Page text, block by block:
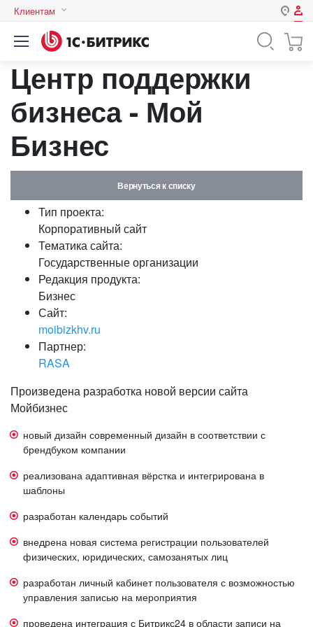
Клиентам
Казахстан
Авторизация
Логин
Запомнить меня на этом
Забыли свой пароль?
Центр поддержки
бизнеса - Мой
Бизнес
Вернуться к списку
Тип проекта:
Корпоративный сайт
Тематика сайта:
Государственные организации
Редакция продукта:
Бизнес
Сайт:
moibizkhv.ru
Партнер:
RASA
Произведена разработка новой версии сайта
Мойбизнес
новый дизайн современный дизайн в соответствии с
брендбуком компании
реализована адаптивная вёрстка и интегрирована в
шаблоны
разработан календарь событий
внедрена новая система регистрации пользователей
физических, юридических, самозанятых лиц
разработан личный кабинет пользователя с возможностью
управления записью на мероприятия
проведена интеграция с Битрикс24 в области записи на